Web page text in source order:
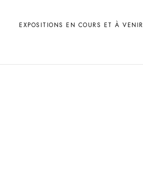
EXPOSITIONS EN COURS ET À VENIR